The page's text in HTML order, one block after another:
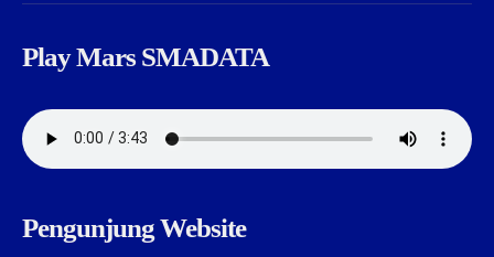
Play Mars SMADATA
Pengunjung Website